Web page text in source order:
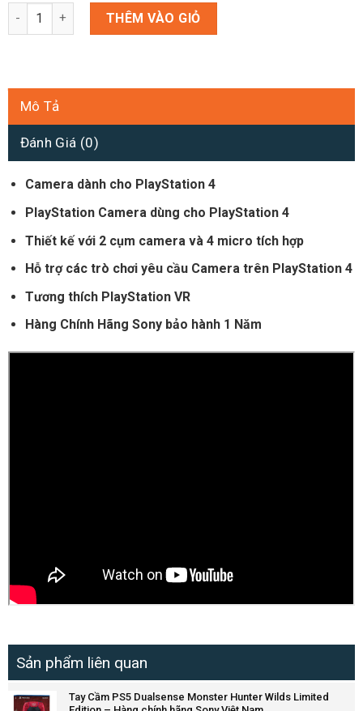
Camera Playstation Dành Cho PS4 số lượng
THÊM VÀO GIỎ
Mô Tả
Đánh Giá (0)
Camera dành cho PlayStation 4
PlayStation Camera dùng cho PlayStation 4
Thiết kế với 2 cụm camera và 4 micro tích hợp
Hỗ trợ các trò chơi yêu cầu Camera trên PlayStation 4
Tương thích PlayStation VR
Hàng Chính Hãng Sony bảo hành 1 Năm
Sản phẩm liên quan
Tay Cầm PS5 Dualsense Monster Hunter Wilds Limited